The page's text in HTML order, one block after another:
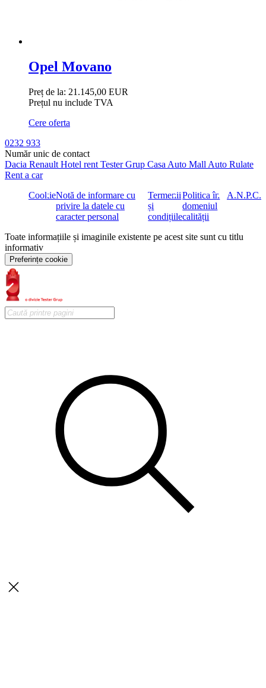
Opel Movano
Preț de la: 21.145,00 EUR
Prețul nu include TVA
Cere oferta
0232 933
Număr unic de contact
Dacia Renault Hotel rent Tester Grup Casa Auto Mall Auto Rulate
Rent a car
CookieNotă de informare cu
privire la datele cu
caracter personal
Termenii
și
condițiile
Politica în
domeniul
calității
A.N.P.C.
Toate informațiile și imaginile existente pe acest site sunt cu titlu
informativ
Preferințe cookie